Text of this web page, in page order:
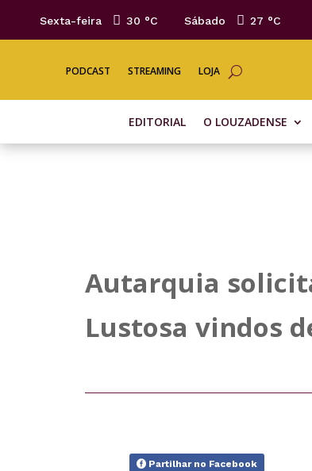
Sexta-feira 30 °C Sábado 27 °C
PODCAST STREAMING LOJA
EDITORIAL O LOUZADENSE
Autarquia
Lustosa vindos
Partilhar no Facebook